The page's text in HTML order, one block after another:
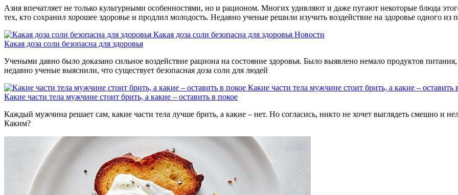
Азия впечатляет не только культурными особенностями, но и рационом. Многих удивляют и даже пугают некоторые блюда
тех, кто сохранил хорошее здоровье и продлил молодость. Недавно ученые решили изучить воздействие на здоровье одного из
Какая доза соли безопасна для здоровья Новости
Какая доза соли безопасна для здоровья
Учеными давно было доказано сильное воздействие рациона на состояние здоровья. Было выявлено немало продуктов
недавно ученые выяснили, что существует безопасная доза соли для людей
Какие части тела мужчине стоит брить, а какие – оставить
Какие части тела мужчине стоит брить, а какие – оставить в покое
Каждый мужчина решает сам, какие части тела лучше брить, а какие – нет. Но согласись, никто не хочет выглядеть смешно и
Каким?